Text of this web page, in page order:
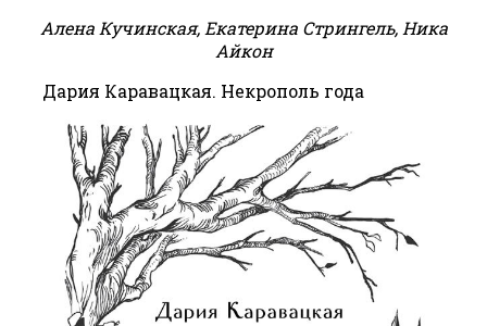
Алена Кучинская, Екатерина Стрингель, Ника
Айкон
Дария Каравацкая. Некрополь года